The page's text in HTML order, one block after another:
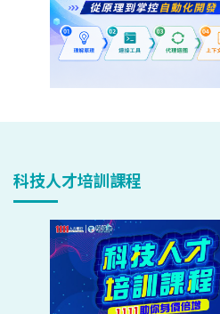
科技人才培訓課程